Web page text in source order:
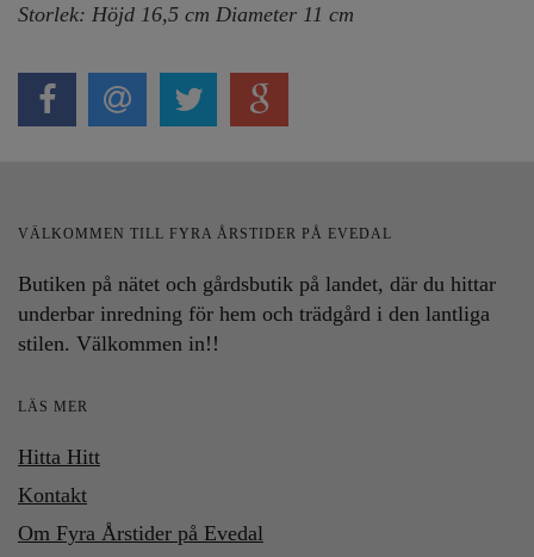
Storlek: Höjd 16,5 cm Diameter 11 cm
VÄLKOMMEN TILL FYRA ÅRSTIDER PÅ EVEDAL
Butiken på nätet och gårdsbutik på landet, där du hittar
underbar inredning för hem och trädgård i den lantliga
stilen. Välkommen in!!
LÄS MER
Hitta Hitt
Kontakt
Om Fyra Årstider på Evedal